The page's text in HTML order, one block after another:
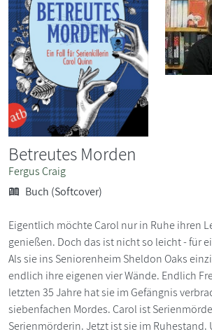
Betreutes Morden
Fergus Craig
Buch (Softcover)
Eigentlich möchte Carol nur in Ruhe ihren
genießen. Doch das ist nicht so leicht - für
Als sie ins Seniorenheim Sheldon Oaks
endlich ihre eigenen vier Wände. Endlich
letzten 35 Jahre hat sie im Gefängnis
siebenfachen Mordes. Carol ist
Serienmörderin. Jetzt ist sie im Ruhestand.